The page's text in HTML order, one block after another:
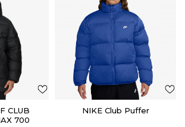
CLUB
700
NIKE Club Puffer